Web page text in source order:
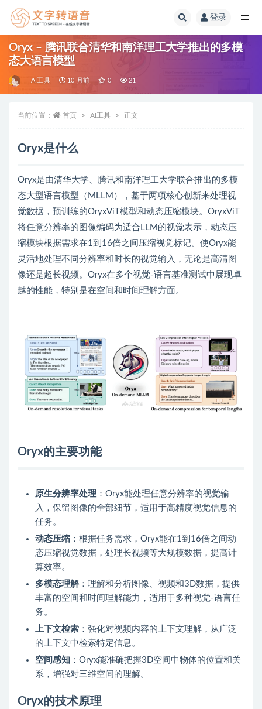
登录
Oryx – 腾讯联合清华和南洋理工大学推出的多模
态大语言模型
AI工具 10 月前 0 21
当前位置： 首页 AI工具 正文
Oryx是什么
Oryx是由清华大学、腾讯和南洋理工大学联合推出的多模
态大型语言模型（MLLM），基于两项核心创新来处理视
觉数据，预训练的OryxViT模型和动态压缩模块。OryxViT
将任意分辨率的图像编码为适合LLM的视觉表示，动态压
缩模块根据需求在1到16倍之间压缩视觉标记。使Oryx能
灵活地处理不同分辨率和时长的视觉输入，无论是高清图
像还是超长视频。Oryx在多个视觉-语言基准测试中展现卓
越的性能，特别是在空间和时间理解方面。
Oryx的主要功能
原生分辨率处理 ：Oryx能处理任意分辨率的视觉输
入，保留图像的全部细节，适用于高精度视觉信息的
任务。
动态压缩 ：根据任务需求，Oryx能在1到16倍之间动
态压缩视觉数据，处理长视频等大规模数据，提高计
算效率。
多模态理解：理解和分析图像、视频和3D数据，提供
丰富的空间和时间理解能力，适用于多种视觉-语言任
务。
上下文检索 ：强化对视频内容的上下文理解，从广泛
的上下文中检索特定信息。
空间感知 ：Oryx能准确把握3D空间中物体的位置和关
系，增强对三维空间的理解。
Oryx的技术原理